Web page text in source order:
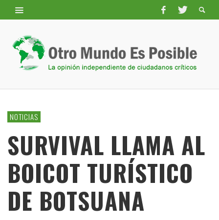
NOTICIAS
SURVIVAL LLAMA AL
BOICOT TURÍSTICO
DE BOTSUANA